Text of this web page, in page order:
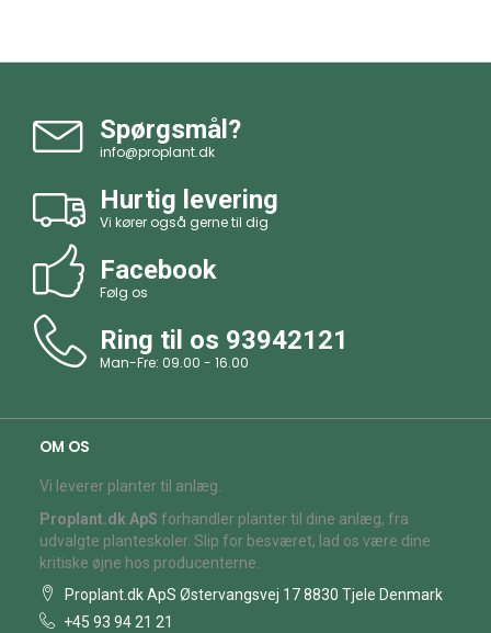
Spørgsmål?
info@proplant.dk
Hurtig levering
Vi kører også gerne til dig
Facebook
Følg os
Ring til os 93942121
Man-Fre: 09.00 - 16.00
OM OS
Vi leverer planter til anlæg.
Proplant.dk ApS forhandler planter til dine anlæg, fra
udvalgte planteskoler. Slip for besværet, lad os være dine
kritiske øjne hos producenterne.
Proplant.dk ApS Østervangsvej 17 8830 Tjele Denmark
+45 93 94 21 21